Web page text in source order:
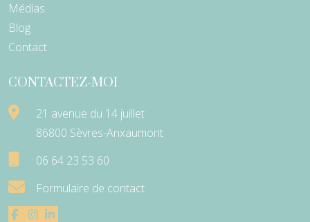
Médias
Blog
Contact
CONTACTEZ-MOI
21 avenue du 14 juillet
86800 Sèvres-Anxaumont
06 64 23 53 60
Formulaire de contact